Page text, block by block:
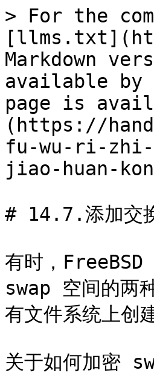
> For the
Markdown
available by
page is
(https://
fu-wu-ri-
jiao-huan-
# 14.7.添加交
有时，
swap 空间的两
有文件系统上创
关于如何加密